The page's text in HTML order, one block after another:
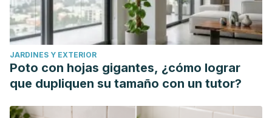
JARDINES Y EXTERIOR
Poto con hojas gigantes, ¿cómo lograr
que dupliquen su tamaño con un tutor?